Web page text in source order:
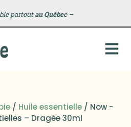
partoutau Québec –
/ Huile essentielle / Now -
– Dragée 30ml